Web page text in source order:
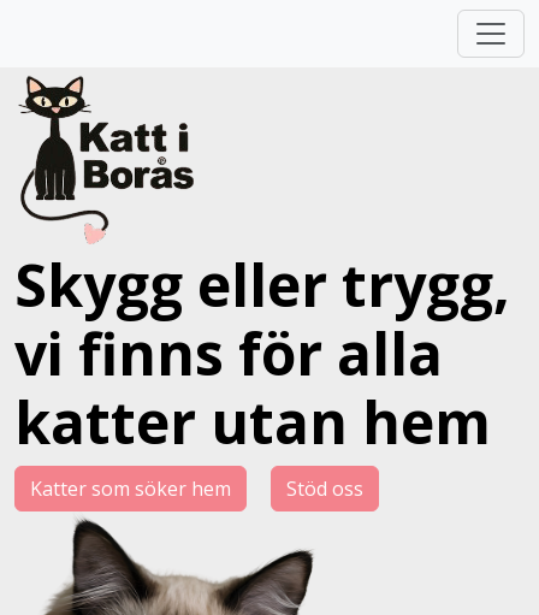
Skygg eller trygg,
vi finns för alla
katter utan hem
Katter som söker hem Stöd oss